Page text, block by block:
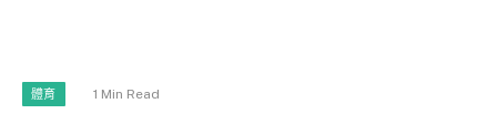
體育 1 Min Read